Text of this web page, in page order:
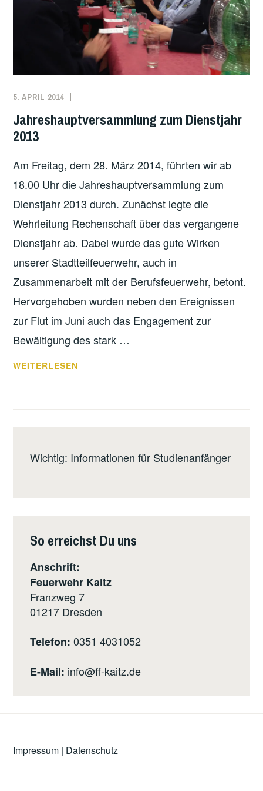
5. APRIL 2014
KUNZE
Jahreshauptversammlung zum Dienstjahr
2013
Am Freitag, dem 28. März 2014, führten wir ab
18.00 Uhr die Jahreshauptversammlung zum
Dienstjahr 2013 durch. Zunächst legte die
Wehrleitung Rechenschaft über das vergangene
Dienstjahr ab. Dabei wurde das gute Wirken
unserer Stadtteilfeuerwehr, auch in
Zusammenarbeit mit der Berufsfeuerwehr, betont.
Hervorgehoben wurden neben den Ereignissen
zur Flut im Juni auch das Engagement zur
Bewältigung des stark …
JAHRESHAUPTVERSAMMLUNG
WEITERLESEN
Wichtig: Informationen für Studienanfänger
So erreichst Du uns
Anschrift:
Feuerwehr Kaitz
Franzweg 7
01217 Dresden
Telefon:0351 4031052
E-Mail: info@ff-kaitz.de
Impressum | Datenschutz